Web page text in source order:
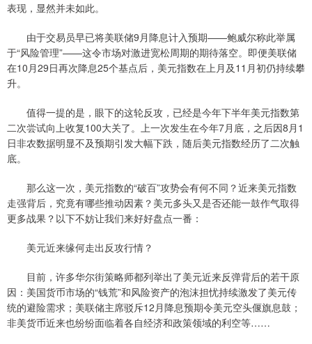
表现，显然并未如此。
由于交易员早已将美联储9月降息计入预期——鲍威尔称此举属
于“风险管理”——这令市场对激进宽松周期的期待落空。即便美联储
在10月29日再次降息25个基点后，美元指数在上月及11月初仍持续攀
升。
值得一提的是，眼下的这轮反攻，已经是今年下半年美元指数第
二次尝试向上收复100大关了。上一次发生在今年7月底，之后因8月1
日非农数据明显不及预期引发大幅下跌，随后美元指数经历了二次触
底。
那么这一次，美元指数的“破百”攻势会有何不同？近来美元指数
走强背后，究竟有哪些推动因素？美元多头又是否还能一鼓作气取得
更多战果？以下不妨让我们来好好盘点一番：
美元近来缘何走出反攻行情？
目前，许多华尔街策略师都列举出了美元近来反弹背后的若干原
因：美国货币市场的“钱荒”和风险资产的泡沫担忧持续激发了美元传
统的避险需求；美联储主席驳斥12月降息预期令美元空头偃旗息鼓；
非美货币近来也纷纷面临着各自经济和政策领域的利空等……